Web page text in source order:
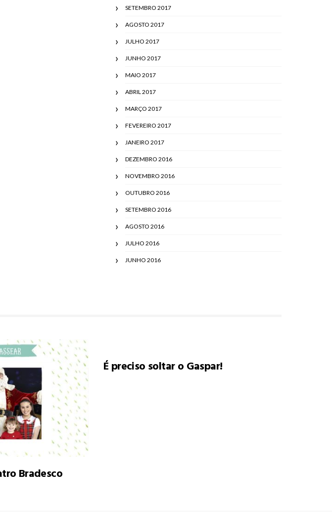
SETEMBRO 2017
AGOSTO 2017
JULHO 2017
JUNHO 2017
MAIO 2017
ABRIL 2017
MARÇO 2017
FEVEREIRO 2017
JANEIRO 2017
DEZEMBRO 2016
NOVEMBRO 2016
OUTUBRO 2016
SETEMBRO 2016
AGOSTO 2016
JULHO 2016
JUNHO 2016
Bradesco
É preciso soltar o Gaspar!